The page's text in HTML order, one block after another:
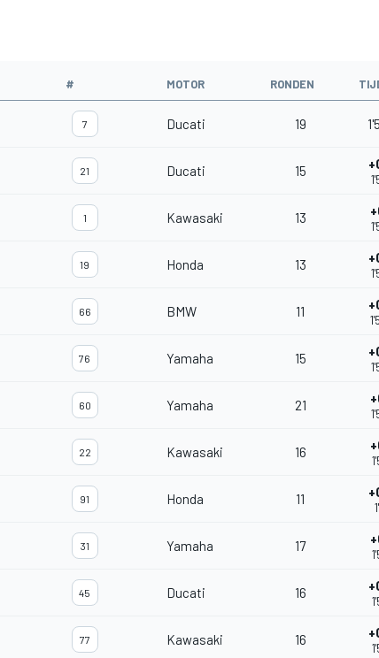
# MOTOR RONDEN
7 Ducati 19
21 Ducati 15
1 Kawasaki 13
19 Honda 13
66 BMW 11
76 Yamaha 15
60 Yamaha 21
22 Kawasaki 16
91 Honda 11
31 Yamaha 17
45 Ducati 16
77 Kawasaki 16